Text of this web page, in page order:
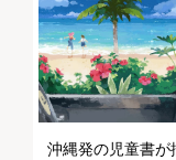
沖縄発の児童書が